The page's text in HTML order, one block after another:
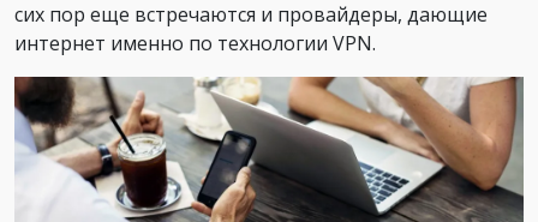
сих пор еще встречаются и провайдеры, дающие
интернет именно по технологии VPN.